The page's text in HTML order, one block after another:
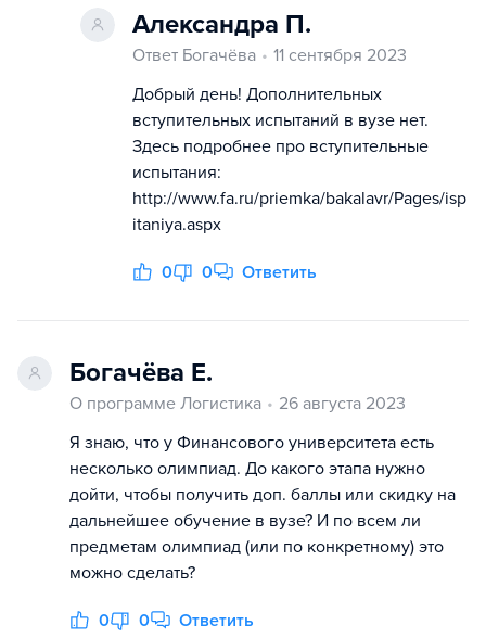
Александра П.
Ответ Богачёва
11 сентября 2023
Добрый день! Дополнительных
вступительных испытаний в вузе нет.
Здесь подробнее про вступительные
испытания:
http://www.fa.ru/priemka/bakalavr/Pages/isp
itaniya.aspx
0 0 Ответить
Богачёва Е.
О программе Логистика
26 августа 2023
Я знаю, что у Финансового университета есть
несколько олимпиад. До какого этапа нужно
дойти, чтобы получить доп. баллы или скидку на
дальнейшее обучение в вузе? И по всем ли
предметам олимпиад (или по конкретному) это
можно сделать?
0 0 Ответить